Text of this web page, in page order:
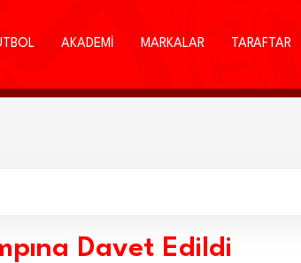
AKADEMİ MARKALAR TARAFTAR
Davet Edildi